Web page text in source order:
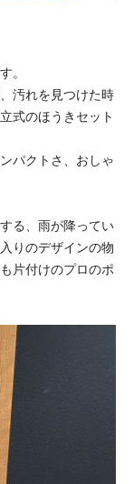
。
汚れを見つけた時
式のほうきセット
パクトさ、おしゃ
る、雨が降ってい
りのデザインの物
片付けのプロのポ